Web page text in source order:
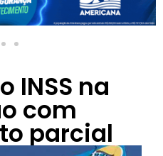
INSS na
com
parcial